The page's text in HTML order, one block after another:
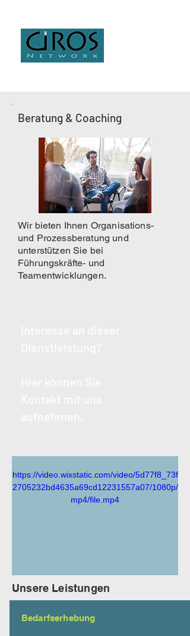
Beratung & Coaching
Wir bieten Ihnen Organisations-
und Prozessberatung und
unterstützen Sie bei
Führungskräfte- und
Teamentwicklungen.
https://video.wixstatic.com/video/5d77f8_73f
2705232bd4635a69cd12231557a07/1080p/
mp4/file.mp4
Unsere Leistungen
Bedarfserhebung